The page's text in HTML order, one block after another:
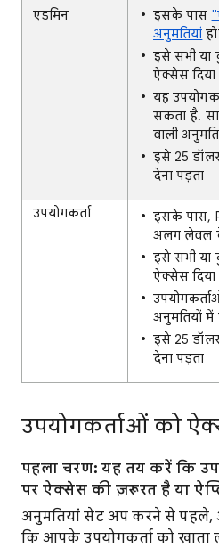
एडमिन इसके पास
अनुमतियां
इसे सभी
ऐक्सेस
यह
सकता है.
वाली
इसे 25
देना पड़ता
उपयोगकर्ता
इसके पास,
अलग लेवल
इसे सभी
ऐक्सेस
अनुमतियों
इसे 25
देना पड़ता
उपयोगकर्ताओं को
पहला चरण:यह तय करें कि
पर ऐक्सेस की ज़रूरत है या
अनुमतियां सेट अप करने से पहले,
कि आपके उपयोगकर्ता को